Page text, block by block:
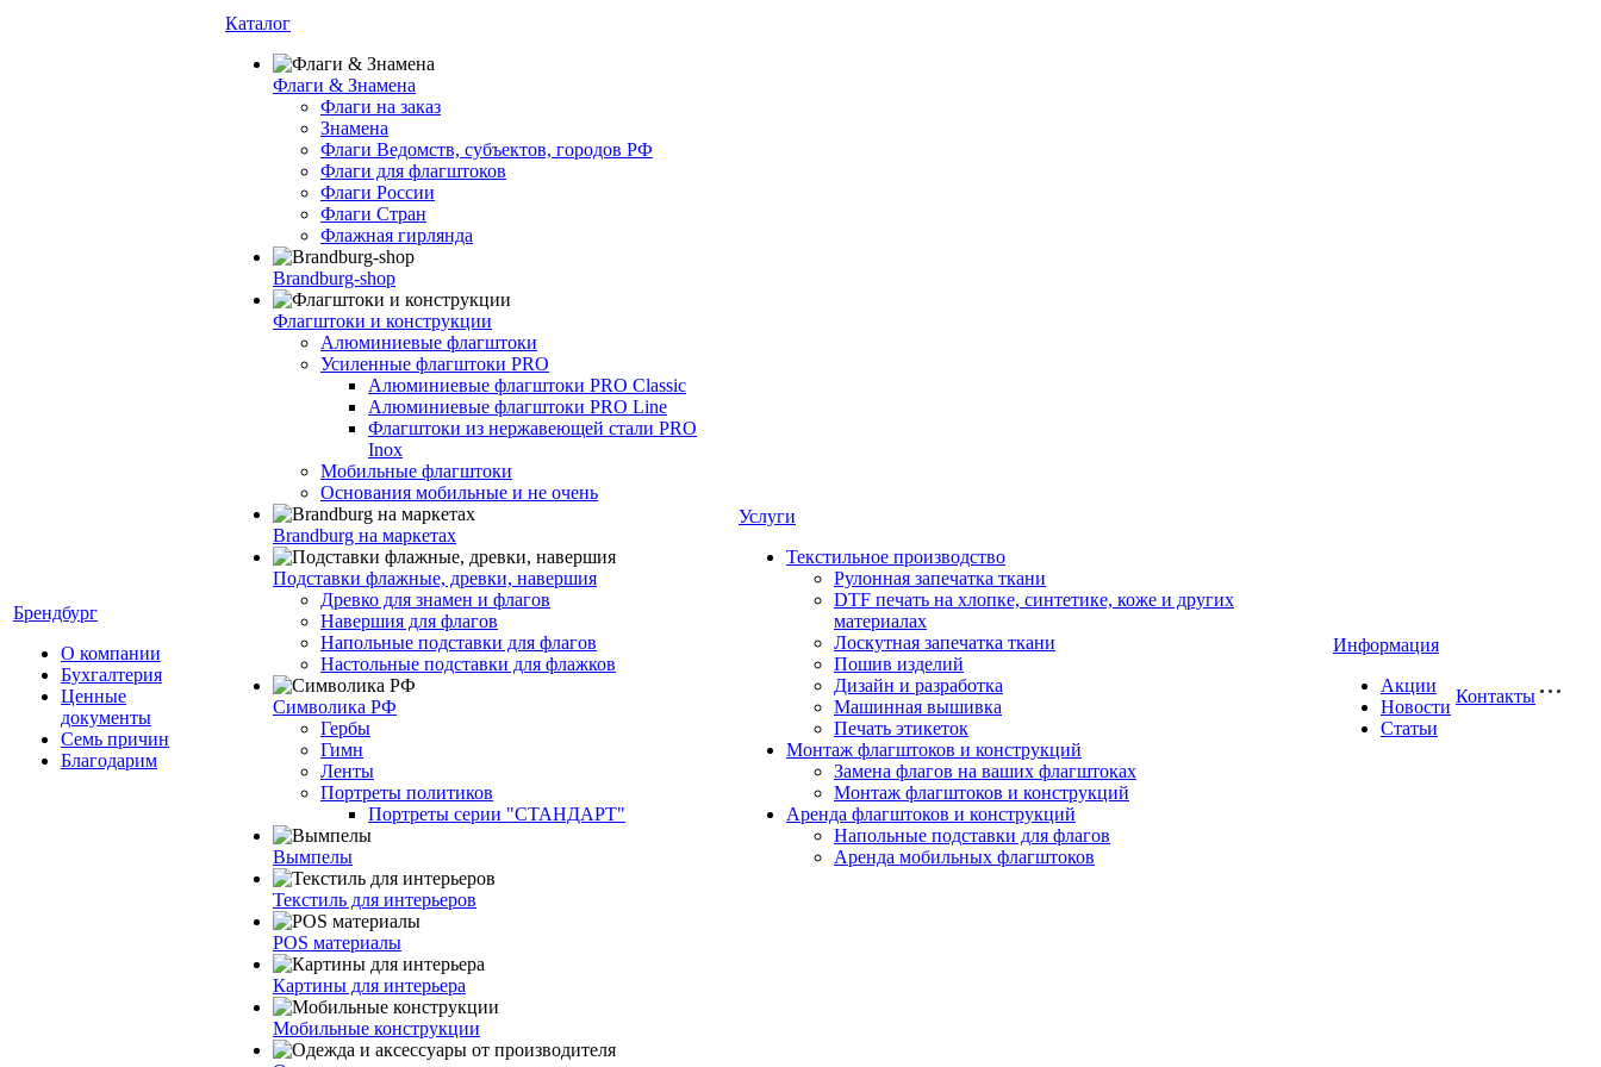
Брендбург
О компании
Бухгалтерия
Ценные
документы
Семь причин
Благодарим
Каталог
Флаги & Знамена
Флаги на заказ
Знамена
Флаги Ведомств, субъектов, городов РФ
Флаги для флагштоков
Флаги России
Флаги Стран
Флажная гирлянда
Brandburg-shop
Флагштоки и конструкции
Алюминиевые флагштоки
Усиленные флагштоки PRO
Алюминиевые флагштоки PRO Classic
Алюминиевые флагштоки PRO Line
Флагштоки из нержавеющей стали PRO
Inox
Мобильные флагштоки
Основания мобильные и не очень
Brandburg на маркетах
Подставки флажные, древки, навершия
Древко для знамен и флагов
Навершия для флагов
Напольные подставки для флагов
Настольные подставки для флажков
Символика РФ
Гербы
Гимн
Ленты
Портреты политиков
Портреты серии "СТАНДАРТ"
Вымпелы
Текстиль для интерьеров
POS материалы
Картины для интерьера
Мобильные конструкции
Услуги
Текстильное производство
Рулонная запечатка ткани
DTF печать на хлопке, синтетике, коже и других
материалах
Лоскутная запечатка ткани
Пошив изделий
Дизайн и разработка
Машинная вышивка
Печать этикеток
Монтаж флагштоков и конструкций
Замена флагов на ваших флагштоках
Монтаж флагштоков и конструкций
Аренда флагштоков и конструкций
Напольные подставки для флагов
Аренда мобильных флагштоков
Информация
Акции
Новости
Статьи
Контакты